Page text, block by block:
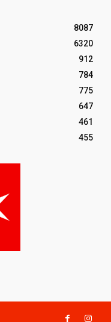
8087
6320
912
784
775
647
461
455